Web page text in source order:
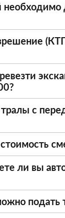
необходимо
тралы с
ли вы
подать